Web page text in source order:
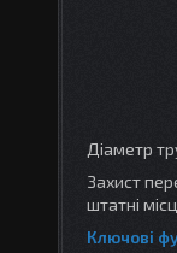
Діаметр
Захист
штатні
Ключові